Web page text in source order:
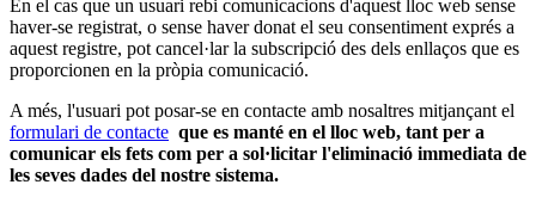
En el cas que un usuari rebi comunicacions d'aquest lloc web sense
haver-se registrat, o sense haver donat el seu consentiment exprés a
aquest registre, pot cancel·lar la subscripció des dels enllaços que es
proporcionen en la pròpia comunicació.
A més, l'usuari pot posar-se en contacte amb nosaltres mitjançant el
formulari de contacte que es manté en el lloc web, tant per a
comunicar els fets com per a sol·licitar l'eliminació immediata de
les seves dades del nostre sistema.